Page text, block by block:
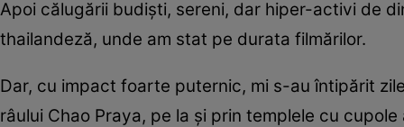
Apoi călugării budişti, sereni, dar hiper-activi de
thailandeză, unde am stat pe durata filmărilor.
Dar, cu impact foarte puternic, mi s-au întipărit
râului Chao Praya, pe la şi prin templele cu